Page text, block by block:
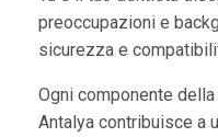
preoccupazioni e
sicurezza e
Ogni componente
Antalya contribuisce a